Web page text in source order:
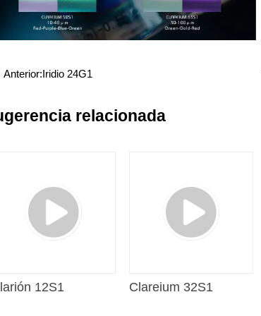
Anterior:Iridio 24G1
relacionada
12S1 Clareium 32S1